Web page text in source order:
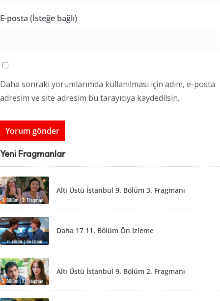
E-posta (İsteğe bağlı)
Daha sonraki yorumlarımda kullanılması için adım, e-posta
adresim ve site adresim bu tarayıcıya kaydedilsin.
Yeni Fragmanlar
Altı Üstü İstanbul 9. Bölüm 3. Fragmanı
Daha 17 11. Bölüm Ön İzleme
Altı Üstü İstanbul 9. Bölüm 2. Fragmanı